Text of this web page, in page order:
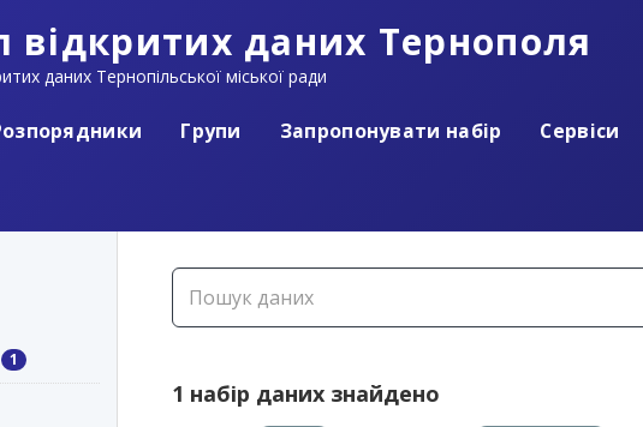
відкритих даних Тернополя
даних Тернопільської міської ради
Групи Запропонувати набір Сервіси
1
1 набір даних знайдено